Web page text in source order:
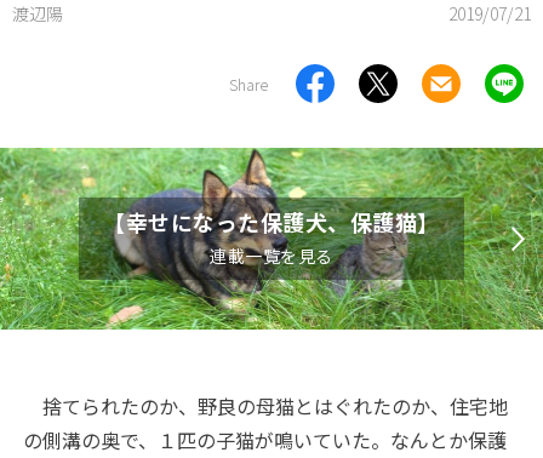
渡辺陽 2019/07/21
Share
【幸せになった保護犬、保護猫】
連載一覧を見る
捨てられたのか、野良の母猫とはぐれたのか、住宅地
の側溝の奥で、１匹の子猫が鳴いていた。なんとか保護